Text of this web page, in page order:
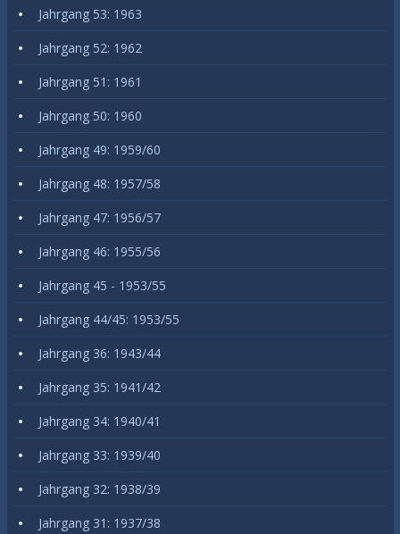
Jahrgang 53: 1963
Jahrgang 52: 1962
Jahrgang 51: 1961
Jahrgang 50: 1960
Jahrgang 49: 1959/60
Jahrgang 48: 1957/58
Jahrgang 47: 1956/57
Jahrgang 46: 1955/56
Jahrgang 45 - 1953/55
Jahrgang 44/45: 1953/55
Jahrgang 36: 1943/44
Jahrgang 35: 1941/42
Jahrgang 34: 1940/41
Jahrgang 33: 1939/40
Jahrgang 32: 1938/39
Jahrgang 31: 1937/38